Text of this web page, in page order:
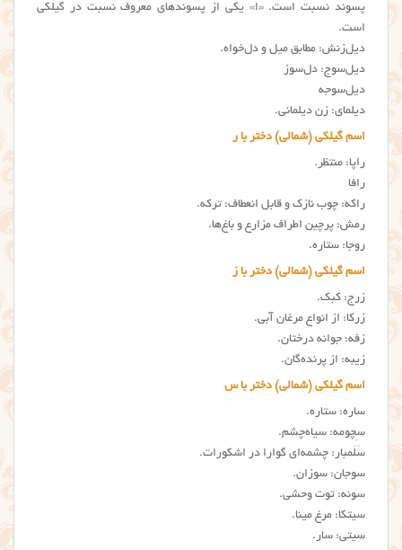
پسوند نسبت است. «ا» یکی از پسوندهای معروف نسبت در گیلکی
است.
دیل‌زنش: مطابق میل و دل‌خواه.
دیل‌سوج: دل‌سوز
دیل‌سوجه
دیلمای: زن دیلمانی.
اسم گیلکی (شمالی) دختر با ر
راپا: منتظر.
رافا
راکه: چوب نازک و قابل انعطاف: ترکه.
رمش: پرچین اطراف مزارع و باغ‌ها.
روجا: ستاره.
اسم گیلکی (شمالی) دختر با ز
زرج: کبک.
زرکا: از انواع مرغان آبی.
زفه: جوانه درختان.
زیبه: از پرنده‌گان.
اسم گیلکی (شمالی) دختر با س
ساره: ستاره.
سِچومه: سیاه‌چشم.
سَلَمبار: چشمه‌ای گوارا در اشکورات.
سوجان: سوزان.
سونه: توت وحشی.
سیتکا: مرغ مینا.
سیتی: سار.